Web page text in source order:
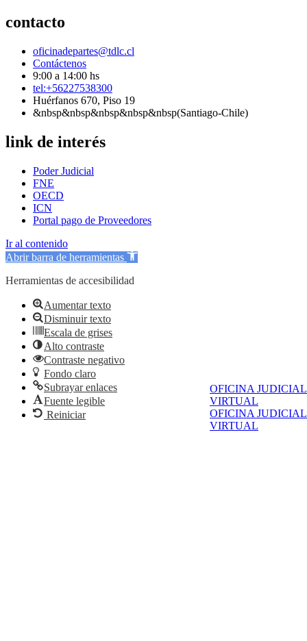
OFICINA JUDICIAL
VIRTUAL
OFICINA JUDICIAL
VIRTUAL
contacto
oficinadepartes@tdlc.cl
Contáctenos
9:00 a 14:00 hs
tel:+56227538300
Huérfanos 670, Piso 19
&nbsp&nbsp&nbsp&nbsp&nbsp(Santiago-Chile)
link de interés
Poder Judicial
FNE
OECD
ICN
Portal pago de Proveedores
Ir al contenido
Abrir barra de herramientas
Herramientas de accesibilidad
Aumentar texto
Disminuir texto
Escala de grises
Alto contraste
Contraste negativo
Fondo claro
Subrayar enlaces
Fuente legible
Reiniciar